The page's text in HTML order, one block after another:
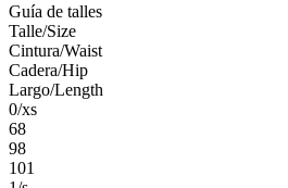
Guía de talles
Talle/Size
Cintura/Waist
Cadera/Hip
Largo/Length
0/xs
68
98
101